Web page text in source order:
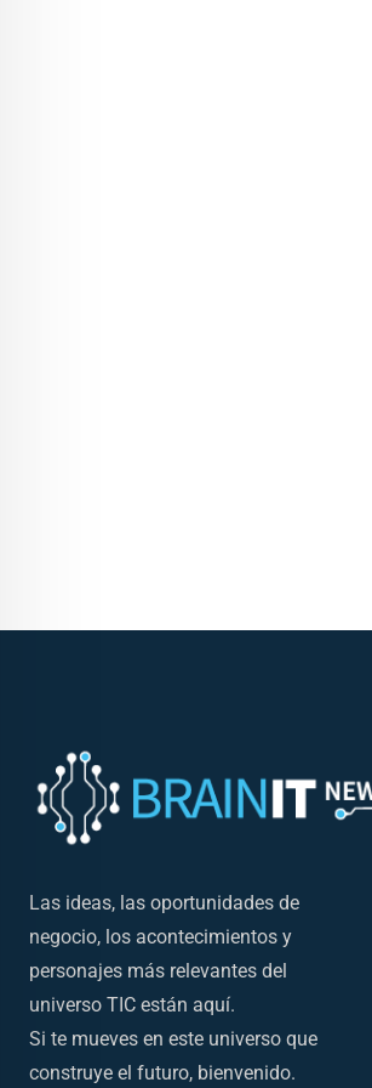
Las ideas, las oportunidades de
negocio, los acontecimientos y
personajes más relevantes del
universo TIC están aquí.
Si te mueves en este universo que
construye el futuro, bienvenido.